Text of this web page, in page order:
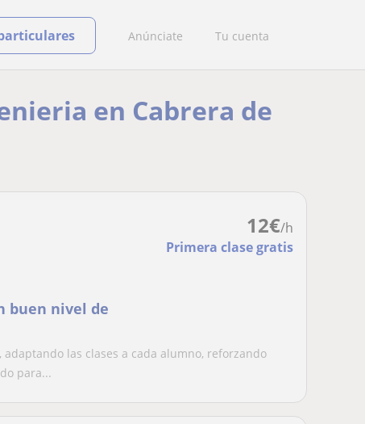
Anúnciate Tu cuenta
en Cabrera de
12€/h
Primera clase gratis
buen nivel de
las clases a cada alumno, reforzando
para...